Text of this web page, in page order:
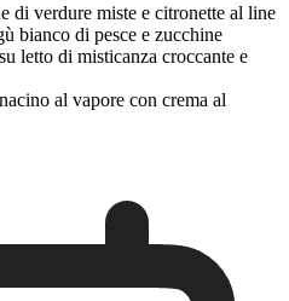
di verdure miste e citronette al line
bianco di pesce e zucchine
letto di misticanza croccante e
al vapore con crema al